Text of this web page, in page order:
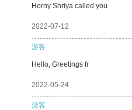
Horny Shriya called you
2022-07-12
游客
Hello, Greetings fr
2022-05-24
游客